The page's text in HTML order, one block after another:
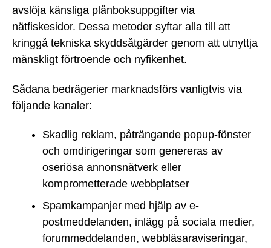
avslöja känsliga plånboksuppgifter via
nätfiskesidor. Dessa metoder syftar alla till att
kringgå tekniska skyddsåtgärder genom att utnyttja
mänskligt förtroende och nyfikenhet.
Sådana bedrägerier marknadsförs vanligtvis via
följande kanaler:
Skadlig reklam, påträngande popup-fönster
och omdirigeringar som genereras av
oseriösa annonsnätverk eller
komprometterade webbplatser
Spamkampanjer med hjälp av e-
postmeddelanden, inlägg på sociala medier,
forummeddelanden, webbläsaraviseringar,